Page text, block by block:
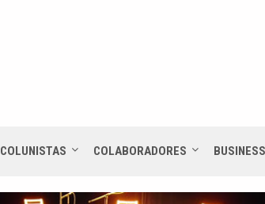
COLUNISTAS COLABORADORES BUSINESS